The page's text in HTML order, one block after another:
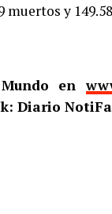
muertos y
Mundo en
Diario